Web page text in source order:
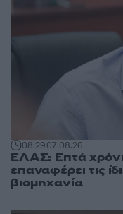
08:2907.08.26
ΕΛΑΣ: Επτά
επαναφέρει τις
βιομηχανία